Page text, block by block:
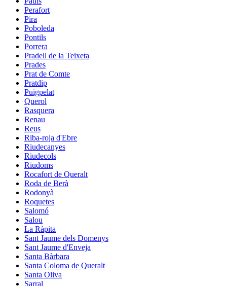
Perafort
Pira
Poboleda
Pontils
Porrera
Pradell de la Teixeta
Prades
Prat de Comte
Pratdip
Puigpelat
Querol
Rasquera
Renau
Reus
Riba-roja d'Ebre
Riudecanyes
Riudecols
Riudoms
Rocafort de Queralt
Roda de Berà
Rodonyà
Roquetes
Salomó
Salou
La Ràpita
Sant Jaume dels Domenys
Sant Jaume d'Enveja
Santa Bàrbara
Santa Coloma de Queralt
Santa Oliva
Sarral